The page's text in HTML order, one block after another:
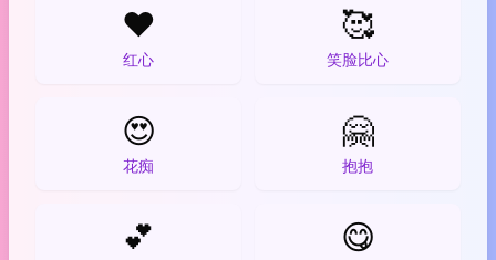
❤️
红心
🥰
笑脸比心
😍
花痴
🤗
抱抱
💕 😋